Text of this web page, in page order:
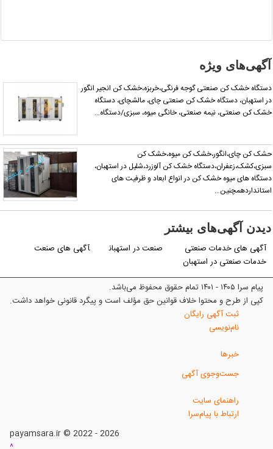
گزارش
دهید.
ویژه
خشک کن صنعتی گوجه فرنگی،خربزه،خشک کن انجیر انگور
استهبان، دستگاه خشک کن صنعتی چای، مالشچای، دستگاه
کن صنعتی، نیمه صنعتی، خانگی میوه، سبزی/دستگاه…
کن چای،انگور،خشک کن میوه،خشک کن
خشک کن آلوزرد،شلیل در استهبان،
های میوه خشک کن در انواع ابعاد و ظرفیت های
آگهی‌های بیشتر
آگهی های خدمات صنعتی
صنعت در استهبان
آگهی های صنعت
خدمات صنعتی در استهبان
پیام سرا ۱۴۰۵ - ۱۴۰۱ تمام حقوق محفوظ می‌باشد.
کپی از طرح و محتوا خلاف قوانین حق مؤلف است و پیگرد قانونی خواهد داشت.
ثبت آگهی رایگان
نام‌نویسی
خبرها
جست‌وجوی آگهی
راهنمای سایت
ارتباط با پیام‌سرا
payamsara.ir © 2022 - 2026